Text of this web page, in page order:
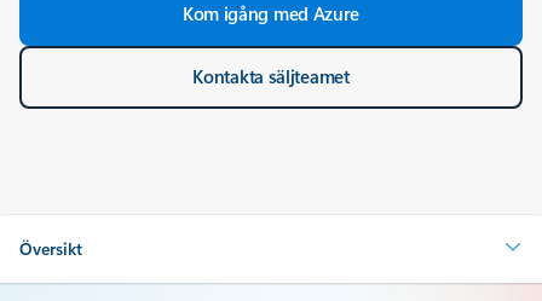
Kom igång med Azure
Kontakta säljteamet
Översikt